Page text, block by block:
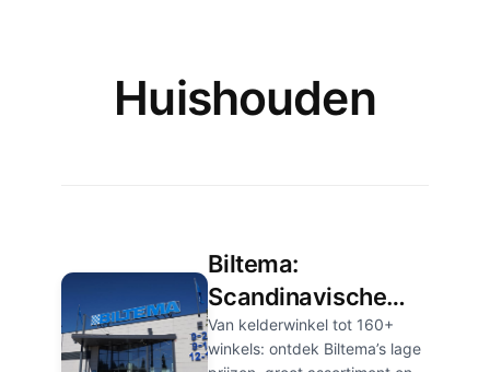
Huishouden
Biltema:
Scandinavische
koopjesreus met
alles-onder-één-
Van kelderwinkel tot 160+
winkels: ontdek Biltema’s lage